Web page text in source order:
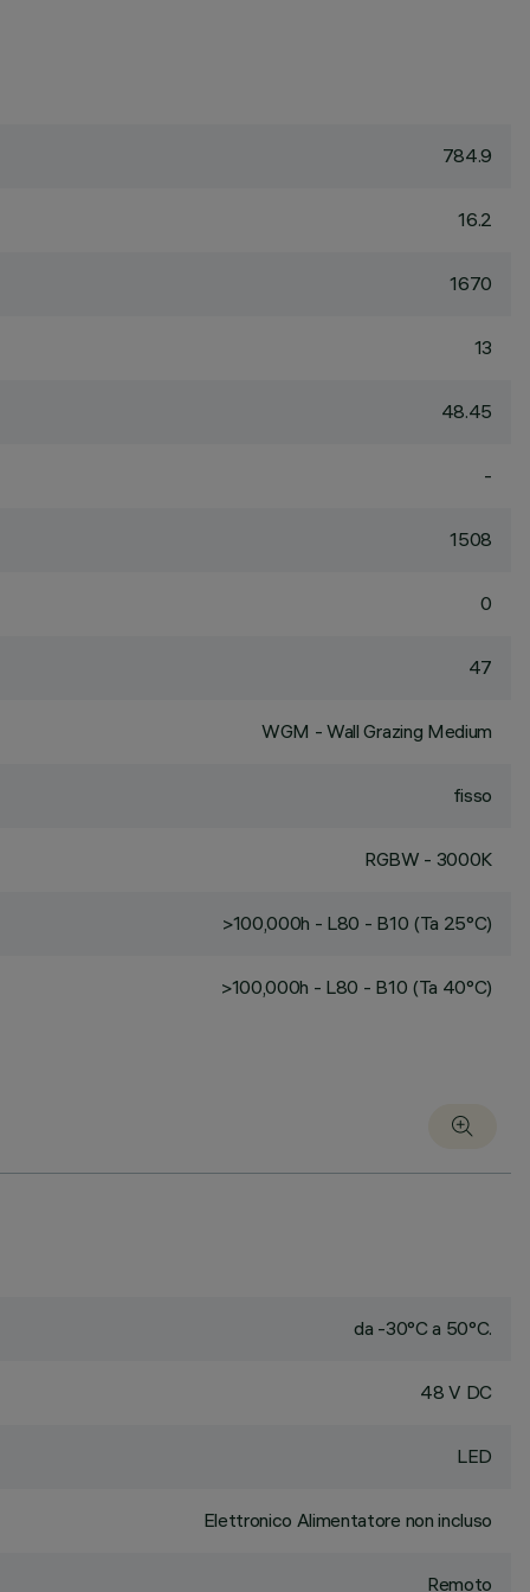
784.9
16.2
1670
13
48.45
-
1508
0
47
WGM - Wall Grazing Medium
fisso
RGBW - 3000K
>100,000h - L80 - B10 (Ta 25°C)
>100,000h - L80 - B10 (Ta 40°C)
da -30°C a 50°C.
48 V DC
LED
Elettronico Alimentatore non incluso
Remoto